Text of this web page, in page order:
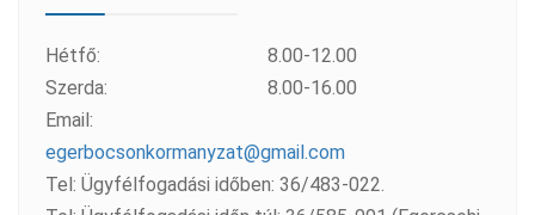
Hétfő:
8.00-12.00
Szerda:
8.00-16.00
Email:
egerbocsonkormanyzat@gmail.com
Tel: Ügyfélfogadási időben: 36/483-022.